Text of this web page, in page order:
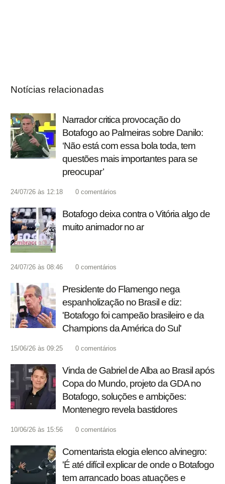
Notícias relacionadas
Narrador critica provocação do
Botafogo ao Palmeiras sobre Danilo:
‘Não está com essa bola toda, tem
questões mais importantes para se
preocupar’
24/07/26 às 12:18 0 comentários
Botafogo deixa contra o Vitória algo de
muito animador no ar
24/07/26 às 08:46 0 comentários
Presidente do Flamengo nega
espanholização no Brasil e diz:
'Botafogo foi campeão brasileiro e da
Champions da América do Sul'
15/06/26 às 09:25 0 comentários
Vinda de Gabriel de Alba ao Brasil após
Copa do Mundo, projeto da GDA no
Botafogo, soluções e ambições:
Montenegro revela bastidores
10/06/26 às 15:56 0 comentários
Comentarista elogia elenco alvinegro:
'É até difícil explicar de onde o Botafogo
tem arrancado boas atuações e